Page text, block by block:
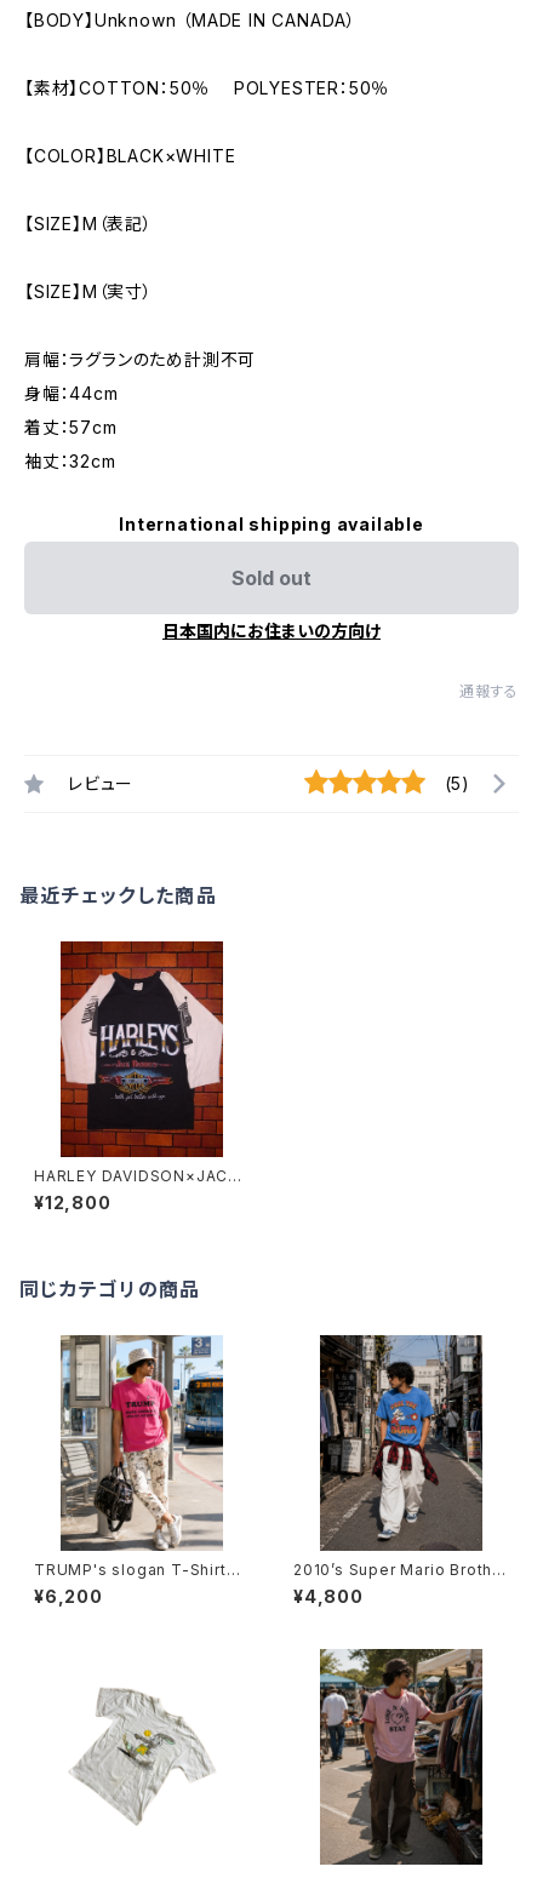
【BODY】Unknown （MADE IN CANADA）
【素材】COTTON：50％ POLYESTER：50％
【COLOR】BLACK×WHITE
【SIZE】M（表記）
【SIZE】M（実寸）
肩幅：ラグランのため計測不可
身幅：44cm
着丈：57cm
袖丈：32cm
International shipping available
Sold out
日本国内にお住まいの方向け
通報する
レビュー (5)
最近チェックした商品
HARLEY DAVIDSON×JACK
DANIEL'S “NO.1” 80'S T-SH
IRTS
¥12,800
同じカテゴリの商品
TRUMP's slogan T-Shirts -
ドナルド・トランプ スローガンモ
チーフTシャツ-
¥6,200
2010’s Super Mario Brother
s T-Shirts -2017年 スーパー
マリオブラザーズTシャツ-
¥4,800